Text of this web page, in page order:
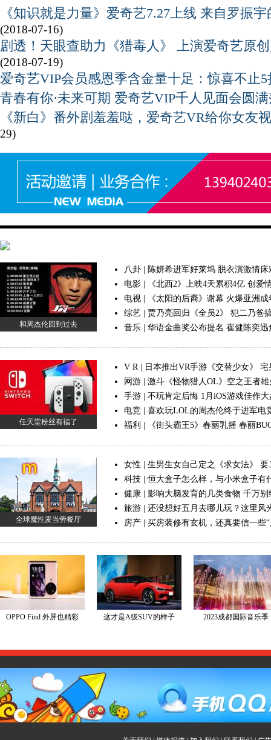
《知识就是力量》爱奇艺7.27上线 来自罗振
(2018-07-16)
剧透！天眼查助力《猎毒人》 上演爱奇艺原
(2018-07-19)
爱奇艺VIP会员感恩季含金量十足：惊喜不止5
青春有你·未来可期 爱奇艺VIP千人见面会圆
《新白》番外剧羞羞哒，爱奇艺VR给你女友
29)